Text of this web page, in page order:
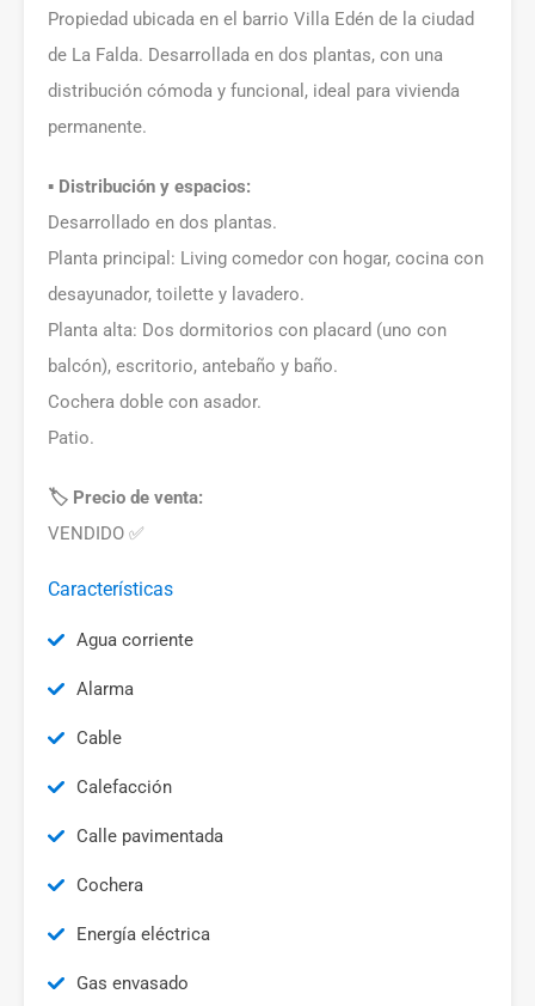
Propiedad ubicada en el barrio Villa Edén de la ciudad
de La Falda. Desarrollada en dos plantas, con una
distribución cómoda y funcional, ideal para vivienda
permanente.
▪️ Distribución y espacios:
Desarrollado en dos plantas.
Planta principal: Living comedor con hogar, cocina con
desayunador, toilette y lavadero.
Planta alta: Dos dormitorios con placard (uno con
balcón), escritorio, antebaño y baño.
Cochera doble con asador.
Patio.
🏷️ Precio de venta:
VENDIDO ✅
Características
Agua corriente
Alarma
Cable
Calefacción
Calle pavimentada
Cochera
Energía eléctrica
Gas envasado